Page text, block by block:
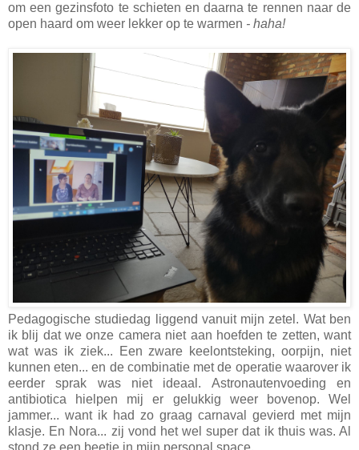
om een gezinsfoto te schieten en daarna te rennen naar de
open haard om weer lekker op te warmen - haha!
Pedagogische studiedag liggend vanuit mijn zetel. Wat ben
ik blij dat we onze camera niet aan hoefden te zetten, want
wat was ik ziek... Een zware keelontsteking, oorpijn, niet
kunnen eten... en de combinatie met de operatie waarover ik
eerder sprak was niet ideaal. Astronautenvoeding en
antibiotica hielpen mij er gelukkig weer bovenop. Wel
jammer... want ik had zo graag carnaval gevierd met mijn
klasje. En Nora... zij vond het wel super dat ik thuis was. Al